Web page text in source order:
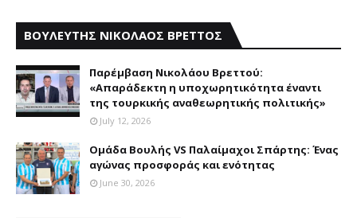
ΒΟΥΛΕΥΤΗΣ ΝΙΚΟΛΑΟΣ ΒΡΕΤΤΟΣ
Παρέμβαση Nικολάου Bρεττού:
«Aπαράδεκτη η υποχωρητικότητα έναντι
της τουρκικής αναθεωρητικής πολιτικής»
July 12, 2026
Ομάδα Βουλής VS Παλαίμαχοι Σπάρτης: Ένας
αγώνας προσφοράς και ενότητας
June 30, 2026